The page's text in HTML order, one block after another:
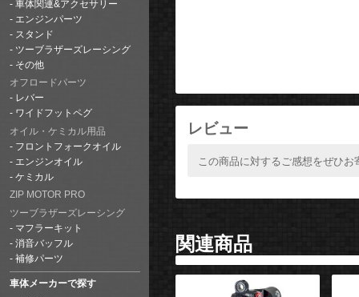
車体関連&アクセサリー
エンジンパーツ
スタンド
ツーブラザーズレーシング
その他
オフロードパーツ
レバー
ワイドフットペグ
オイル・ケミカル用品
フロントフォークオイル
エンジンオイル
ケミカル
ZIP MOTOR PRO
ツーブラザーズレーシング
マフラーキット
消音バッフル
補修パーツ
車体メーカーで探す
レビュー
この商品に対するご感想をぜひお
関連商品